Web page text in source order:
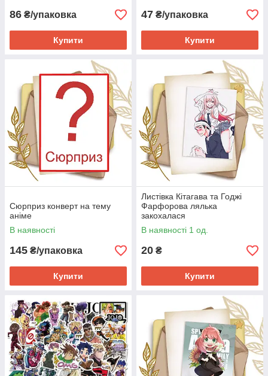
86 ₴/упаковка
Купити
47 ₴/упаковка
Купити
Сюрприз конверт на тему
аніме
В наявності
145 ₴/упаковка
Купити
Листівка Кітагава та Годжі
Фарфорова лялька
закохалася
В наявності 1 од.
20 ₴
Купити